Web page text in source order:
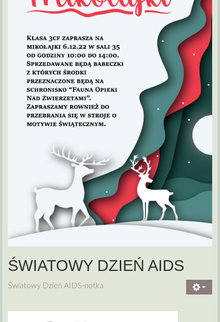
ŚWIATOWY DZIEŃ AIDS
Światowy Dzień AIDS-notka